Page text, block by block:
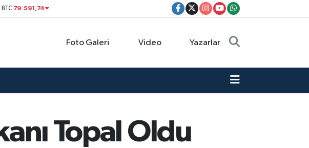
BTC 79.591,74
Foto Galeri Video Yazarlar
Topal Oldu